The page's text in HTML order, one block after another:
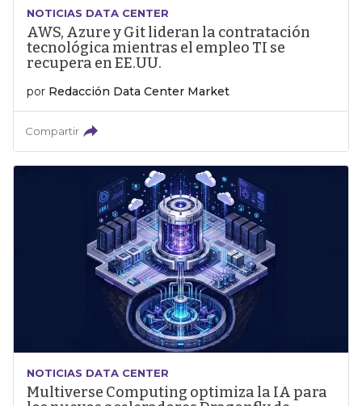
NOTICIAS DATA CENTER
AWS, Azure y Git lideran la contratación
tecnológica mientras el empleo TI se
recupera en EE.UU.
por Redacción Data Center Market
Compartir
NOTICIAS DATA CENTER
Multiverse Computing optimiza la IA para